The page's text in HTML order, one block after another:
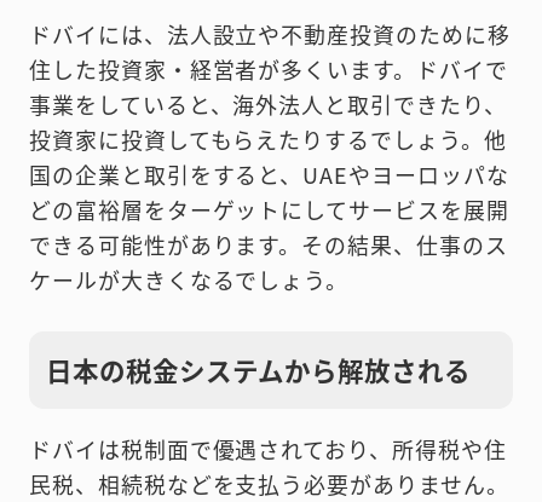
ドバイには、法人設立や不動産投資のために移
住した投資家・経営者が多くいます。ドバイで
事業をしていると、海外法人と取引できたり、
投資家に投資してもらえたりするでしょう。他
国の企業と取引をすると、UAEやヨーロッパな
どの富裕層をターゲットにしてサービスを展開
できる可能性があります。その結果、仕事のス
ケールが大きくなるでしょう。
日本の税金システムから解放される
ドバイは税制面で優遇されており、所得税や住
民税、相続税などを支払う必要がありません。